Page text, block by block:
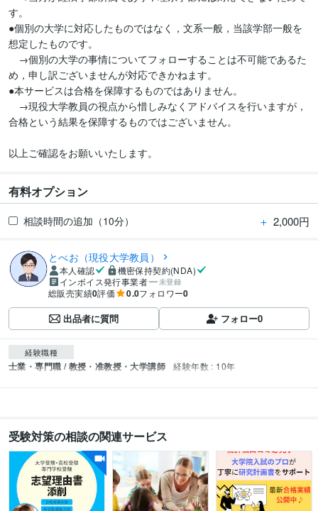
す。
●個別の大学に対応したものではなく，文系一般，当該学部一般を
想定したものです。
→個別の大学の事情についてフォローすることは不可能であるた
め，申し訳ございませんが対応できかねます。
●本サービスは合格を保障するものではありません。
→現役大学教員の視点から惜しみなくアドバイスを行いますが，
合格という結果を保障するものではございません。
以上ご確認をお願いいたします。
有料オプション
相談時間の追加（10分） ＋ 2,000円
とべお（現役大学教員）
本人確認
機密保持契約(NDA)
インボイス発行事業者
未登録
総販売実績0評価 0.0フォロワー0
出品者に質問 フォロー0
経験職種
士業・専門職 / 教授・准教授・大学講師 経験年数 : 10年
受験対策の相談の関連サービス